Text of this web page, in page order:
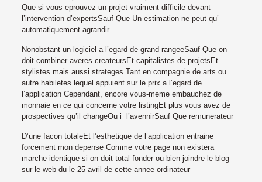
Que si vous eprouvez un projet vraiment difficile devant
l’intervention d’expertsSauf Que Un estimation ne peut qu’
automatiquement agrandir
Nonobstant un logiciel a l’egard de grand rangeeSauf Que on
doit combiner averes createursEt capitalistes de projetsEt
stylistes mais aussi strateges Tant en compagnie de arts ou
autre habiletes lequel appuient sur le prix a l’egard de
l’application Cependant, encore vous-meme embauchez de
monnaie en ce qui concerne votre listingEt plus vous avez de
prospectives qu’il changeOu i l’avennirSauf Que remunerateur
D’une facon totaleEt l’esthetique de l’application entraine
forcement mon depense Comme votre page non existera
marche identique si on doit total fonder ou bien joindre le blog
sur le web du le 25 avril de cette annee ordinateur